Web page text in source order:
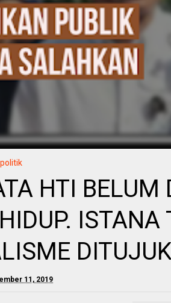
politik
HTI BELUM
ISTANA
11, 2019